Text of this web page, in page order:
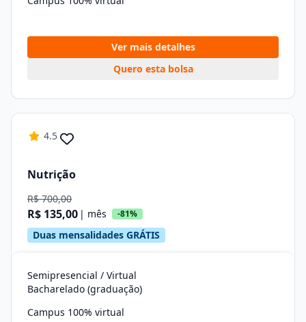
Ver mais detalhes
Quero esta bolsa
4.5
Nutrição
R$ 700,00
R$ 135,00 | mês -81%
Duas mensalidades GRÁTIS
Semipresencial / Virtual
Bacharelado (graduação)
Campus 100% virtual